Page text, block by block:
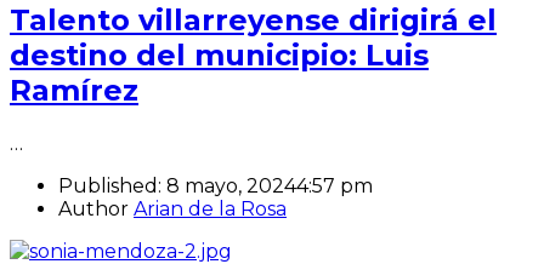
Talento villarreyense dirigirá el
destino del municipio: Luis
Ramírez
…
Published: 8 mayo, 20244:57 pm
Author Arian de la Rosa